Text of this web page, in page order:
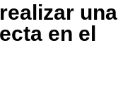
una
en el